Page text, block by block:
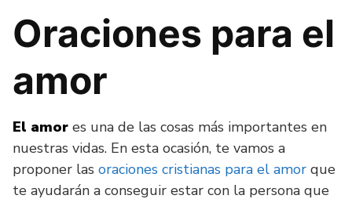
Oraciones para el
amor
El amor es una de las cosas más importantes en
nuestras vidas. En esta ocasión, te vamos a
proponer las oraciones cristianas para el amor que
te ayudarán a conseguir estar con la persona que